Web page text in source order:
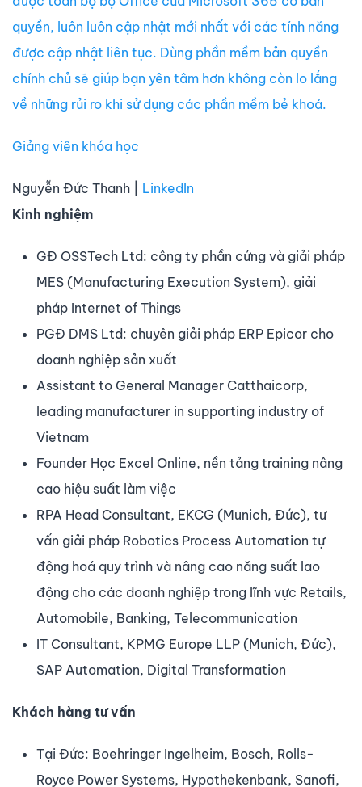
quyền, luôn luôn cập nhật mới nhất với các tính năng
được cập nhật liên tục. Dùng phần mềm bản quyền
chính chủ sẽ giúp bạn yên tâm hơn không còn lo lắng
về những rủi ro khi sử dụng các phần mềm bẻ khoá.
Giảng viên khóa học
Nguyễn Đức Thanh | LinkedIn
Kinh nghiệm
GĐ OSSTech Ltd: công ty phần cứng và giải pháp
MES (Manufacturing Execution System), giải
pháp Internet of Things
PGĐ DMS Ltd: chuyên giải pháp ERP Epicor cho
doanh nghiệp sản xuất
Assistant to General Manager Catthaicorp,
leading manufacturer in supporting industry of
Vietnam
Founder Học Excel Online, nền tảng training nâng
cao hiệu suất làm việc
RPA Head Consultant, EKCG (Munich, Đức), tư
vấn giải pháp Robotics Process Automation tự
động hoá quy trình và nâng cao năng suất lao
động cho các doanh nghiệp trong lĩnh vực Retails,
Automobile, Banking, Telecommunication
IT Consultant, KPMG Europe LLP (Munich, Đức),
SAP Automation, Digital Transformation
Khách hàng tư vấn
Tại Đức: Boehringer Ingelheim, Bosch, Rolls-
Royce Power Systems, Hypothekenbank, Sanofi,